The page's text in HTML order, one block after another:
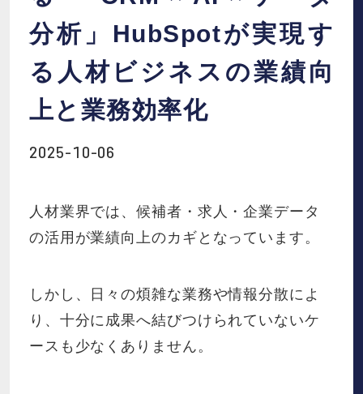
分析」HubSpotが実現す
る人材ビジネスの業績向
上と業務効率化
2025-10-06
人材業界では、候補者・求人・企業データ
の活用が業績向上のカギとなっています。
しかし、日々の煩雑な業務や情報分散によ
り、十分に成果へ結びつけられていないケ
ースも少なくありません。
IR
採用情報